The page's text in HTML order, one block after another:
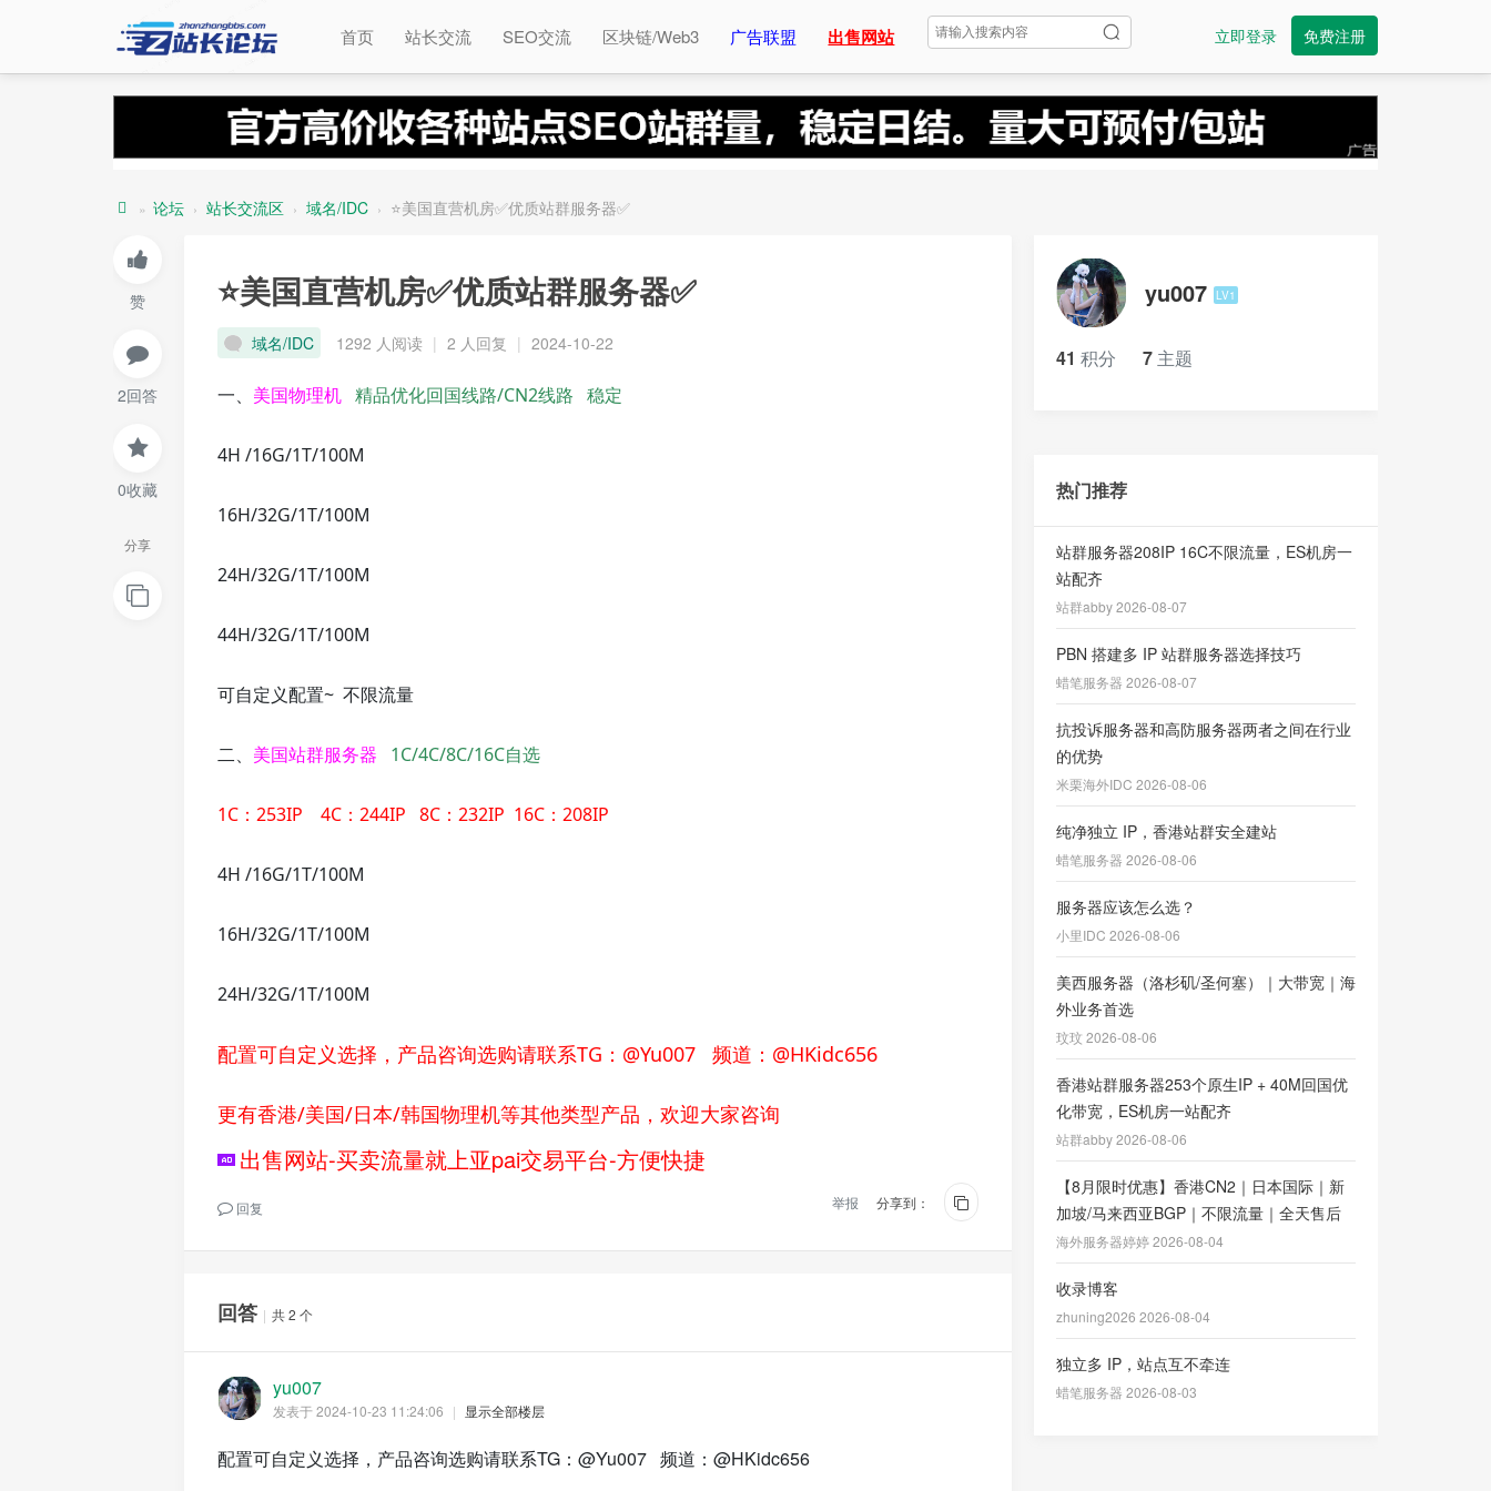
首页 站长交流 SEO交流 区块链/Web3 广告联盟 出售网站 立即登录 免费注册
长
» 论坛 › 站长交流区 › 域名/IDC › ⭐美国直营机房✅优质站群服务器✅
赞
2回答
0收藏
分享
⭐美国直营机房✅优质站群服务器✅
域名/IDC 1292 人阅读 | 2 人回复 | 2024-10-22
一、 美国物理机 精品优化回国线路/CN2线路 稳定
4H /16G/1T/100M
16H/32G/1T/100M
24H/32G/1T/100M
44H/32G/1T/100M
可自定义配置~ 不限流量
二、 美国站群服务器 1C/4C/8C/16C自选
1C：253IP 4C：244IP 8C：232IP 16C：208IP
4H /16G/1T/100M
16H/32G/1T/100M
24H/32G/1T/100M
配置可自定义选择，产品咨询选购请联系TG：@Yu007 频道：@HKidc656
更有香港/美国/日本/韩国物理机等其他类型产品，欢迎大家咨询
出售网站-买卖流量就上亚pai交易平台-方便快捷
分享到：
回复 举报
回答 | 共 2 个
yu007
发表于 2024-10-23 11:24:06 | 显示全部楼层
配置可自定义选择，产品咨询选购请联系TG：@Yu007 频道：@HKidc656
yu007 LV1
41 积分 7 主题
热门推荐
站群服务器208IP 16C不限流量，ES机房一
站配齐
站群abby 2026-08-07
PBN 搭建多 IP 站群服务器选择技巧
蜡笔服务器 2026-08-07
抗投诉服务器和高防服务器两者之间在行业
的优势
米栗海外IDC 2026-08-06
纯净独立 IP，香港站群安全建站
蜡笔服务器 2026-08-06
服务器应该怎么选？
小里IDC 2026-08-06
美西服务器（洛杉矶/圣何塞）｜大带宽｜海
外业务首选
玟玟 2026-08-06
香港站群服务器253个原生IP + 40M回国优
化带宽，ES机房一站配齐
站群abby 2026-08-06
【8月限时优惠】香港CN2｜日本国际｜新
加坡/马来西亚BGP｜不限流量｜全天售后
海外服务器婷婷 2026-08-04
收录博客
zhuning2026 2026-08-04
独立多 IP，站点互不牵连
蜡笔服务器 2026-08-03